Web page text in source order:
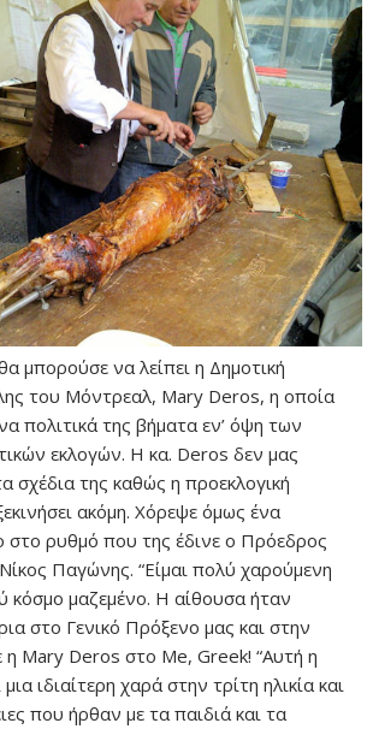
μπορούσε να λείπει η Δημοτική
του Μόντρεαλ, Mary Deros, η οποία
πολιτικά της βήματα εν’ όψη των
εκλογών. Η κα. Deros δεν μας
σχέδια της καθώς η προεκλογική
ακόμη. Χόρεψε όμως ένα
στο ρυθμό που της έδινε ο Πρόεδρος
Παγώνης. “Είμαι πολύ χαρούμενη
κόσμο μαζεμένο. Η αίθουσα ήταν
στο Γενικό Πρόξενο μας και στην
η Mary Deros στο Me, Greek! “Αυτή η
ιδιαίτερη χαρά στην τρίτη ηλικία και
που ήρθαν με τα παιδιά και τα